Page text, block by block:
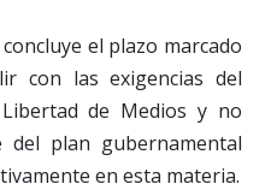
el plazo marcado
con las exigencias del
de Medios y no
del plan gubernamental
en esta materia.